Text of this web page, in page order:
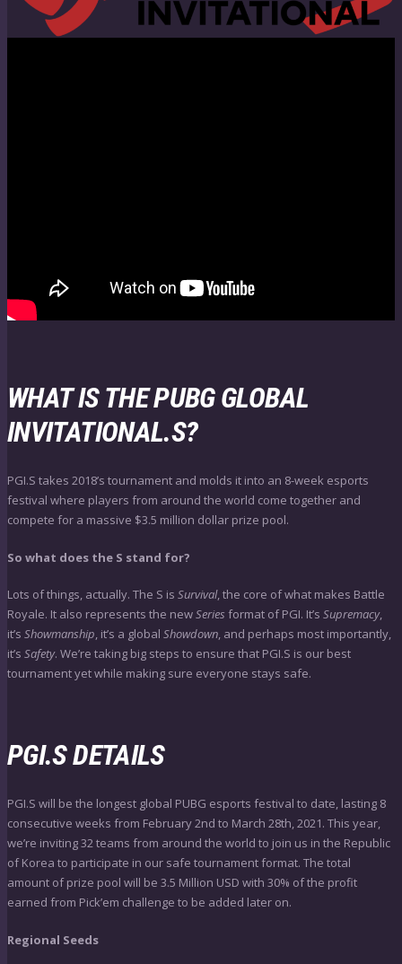
WHAT IS THE PUBG GLOBAL
INVITATIONAL.S?
PGI.S takes 2018’s tournament and molds it into an 8-week esports
festival where players from around the world come together and
compete for a massive $3.5 million dollar prize pool.
So what does the S stand for?
Lots of things, actually. The S is Survival, the core of what makes Battle
Royale. It also represents the newSeries format of PGI. It’s Supremacy,
it’s Showmanship, it’s a global Showdown, and perhaps most importantly,
it’s Safety. We’re taking big steps to ensure that PGI.S is our best
tournament yet while making sure everyone stays safe.
PGI.S DETAILS
PGI.S will be the longest global PUBG esports festival to date, lasting 8
consecutive weeks from February 2nd to March 28th, 2021. This year,
we’re inviting 32 teams from around the world to join us in the Republic
of Korea to participate in our safe tournament format. The total
amount of prize pool will be 3.5 Million USD with 30% of the profit
earned from Pick’em challenge to be added later on.
Regional Seeds